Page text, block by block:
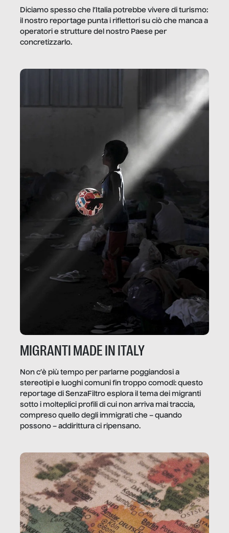
Diciamo spesso che l’Italia potrebbe vivere di turismo:
il nostro reportage punta i riflettori su ciò che manca a
operatori e strutture del nostro Paese per
concretizzarlo.
MIGRANTI MADE IN ITALY
Non c’è più tempo per parlarne poggiandosi a
stereotipi e luoghi comuni fin troppo comodi: questo
reportage di SenzaFiltro esplora il tema dei migranti
sotto i molteplici profili di cui non arriva mai traccia,
compreso quello degli immigrati che – quando
possono – addirittura ci ripensano.